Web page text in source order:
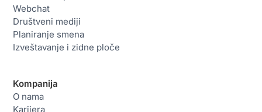
Webchat
Društveni mediji
Planiranje smena
Izveštavanje i zidne ploče
Kompanija
O nama
Karijera